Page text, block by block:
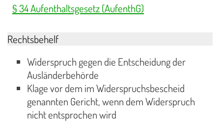
§ 34 Aufenthaltsgesetz (AufenthG)
Rechtsbehelf
Widerspruch gegen die Entscheidung der
Ausländerbehörde
Klage vor dem im Widerspruchsbescheid
genannten Gericht, wenn dem Widerspruch
nicht entsprochen wird